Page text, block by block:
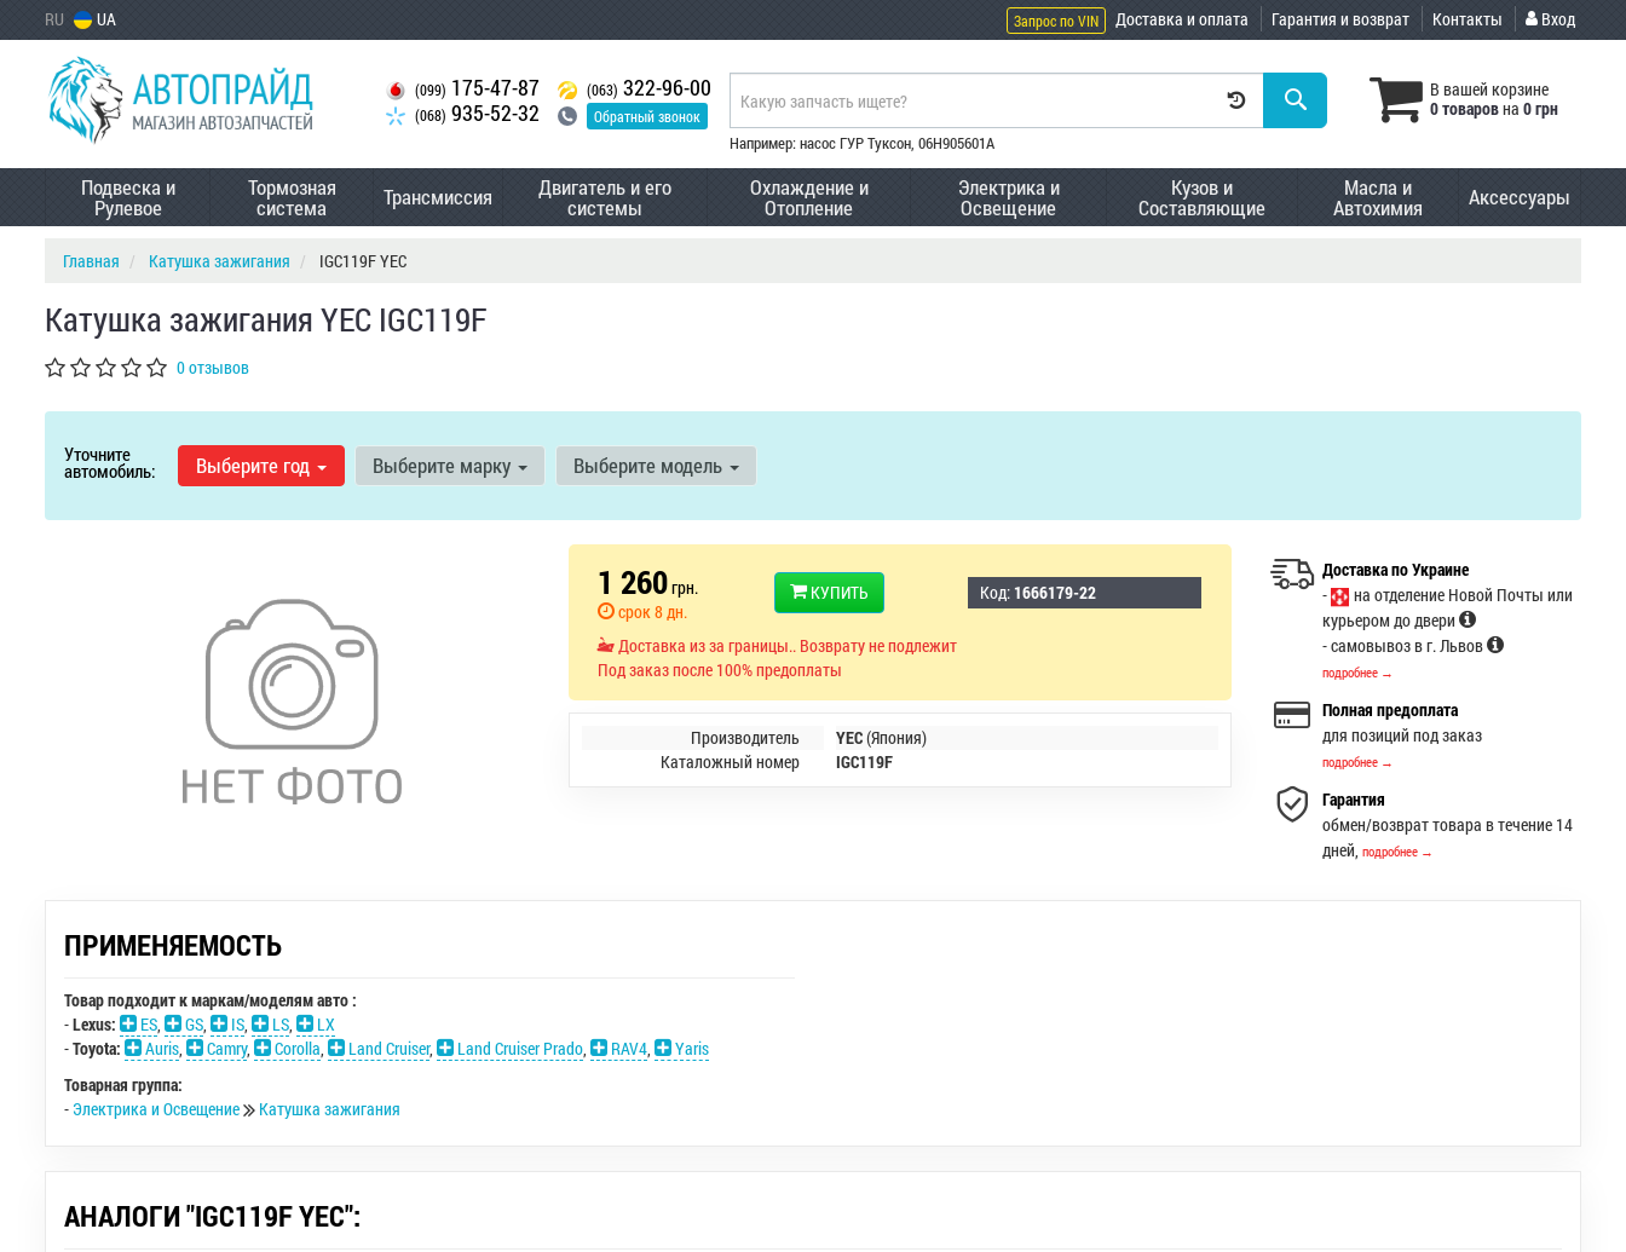
RU UA Запрос по VIN Доставка и оплата Гарантия и возврат Контакты Вход
(099) 175-47-87
(068) 935-52-32
(063) 322-96-00
Обратный звонок
В вашей корзине
0 товаровна 0 грн
Например: насос ГУР Туксон, 06H905601A
Подвеска и
Рулевое
Тормозная
система Трансмиссия Двигатель и его
системы
Охлаждение и
Отопление
Электрика и
Освещение
Кузов и
Составляющие
Масла и
Автохимия Аксессуары
Главная Катушка зажигания IGC119F YEC
Катушка зажигания YEC IGC119F
0 отзывов
Уточните
автомобиль: Выберите год Выберите марку Выберите модель
1 260грн.
срок 8 дн.
КУПИТЬ Код: 1666179-22
Доставка из за границы.. Возврату не подлежит
Под заказ после 100% предоплаты
Производитель YEC(Япония)
Каталожный номер
IGC119F
Доставка по Украине
-
на отделение Новой Почты или
курьером до двери
- самовывоз в г. Львов
подробнее →
Полная предоплата
для позиций под заказ
подробнее →
Гарантия
обмен/возврат товара в течение 14
дней,подробнее →
ПРИМЕНЯЕМОСТЬ
Товар подходит к маркам/моделям авто :
-Lexus: ES, GS, IS, LS,
LX
-Toyota: Auris, Camry, Corolla, Land Cruiser, Land Cruiser Prado, RAV4,
Yaris
Товарная группа:
- Электрика и Освещение Катушка зажигания
АНАЛОГИ "IGC119F YEC":